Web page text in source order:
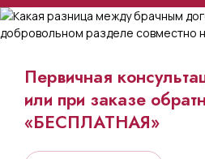
Первичная
или при заказе
«БЕСПЛАТНАЯ»